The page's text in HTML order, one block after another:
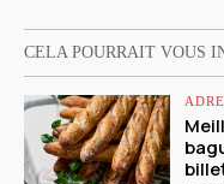
CELA POURRAIT VOUS